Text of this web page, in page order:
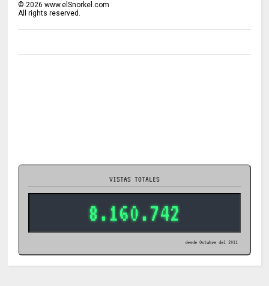
©2026 www.elSnorkel.com
All rights reserved.
VISTAS TOTALES
8.160.742
desde Octubre del 2011